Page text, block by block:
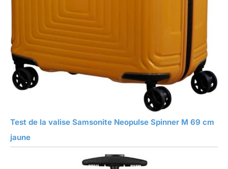
Test de la valise Samsonite Neopulse Spinner M 69 cm
jaune